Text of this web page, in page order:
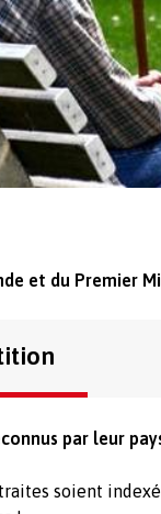
et du Premier
par leur
soient